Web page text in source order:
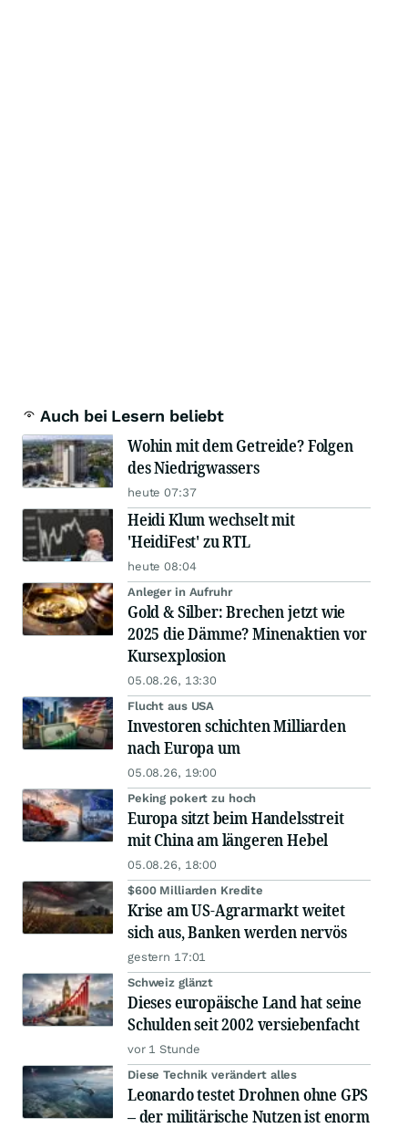
Auch bei Lesern beliebt
Wohin mit dem Getreide? Folgen
des Niedrigwassers
heute 07:37
Heidi Klum wechselt mit
'HeidiFest' zu RTL
heute 08:04
Anleger in Aufruhr
Gold & Silber: Brechen jetzt wie
2025 die Dämme? Minenaktien vor
Kursexplosion
05.08.26, 13:30
Flucht aus USA
Investoren schichten Milliarden
nach Europa um
05.08.26, 19:00
Peking pokert zu hoch
Europa sitzt beim Handelsstreit
mit China am längeren Hebel
05.08.26, 18:00
$600 Milliarden Kredite
Krise am US-Agrarmarkt weitet
sich aus, Banken werden nervös
gestern 17:01
Schweiz glänzt
Dieses europäische Land hat seine
Schulden seit 2002 versiebenfacht
vor 1 Stunde
Diese Technik verändert alles
Leonardo testet Drohnen ohne GPS
– der militärische Nutzen ist enorm